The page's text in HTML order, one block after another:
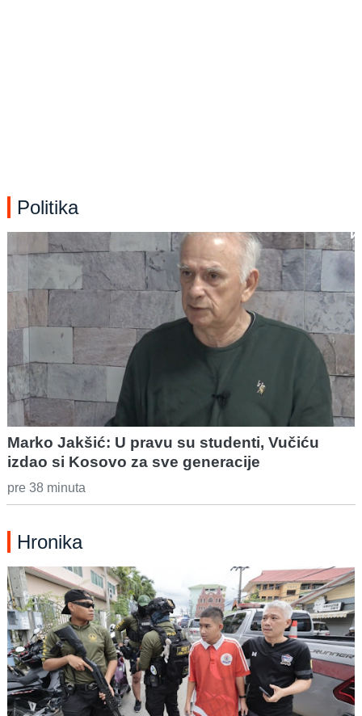
Politika
Marko Jakšić: U pravu su studenti, Vučiću
izdao si Kosovo za sve generacije
pre 38 minuta
Hronika